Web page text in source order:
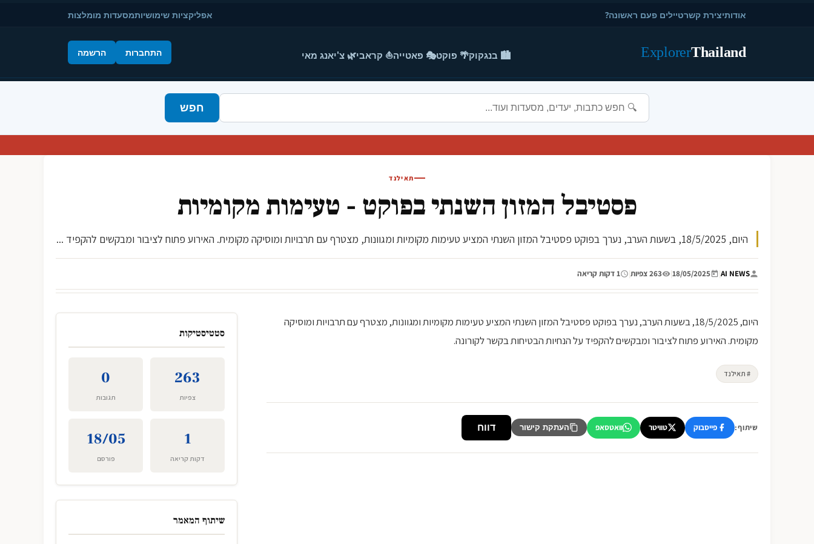
אודותיצירת קשרטיילים פעם ראשונה? אפליקציות שימושיותמסעדות מומלצות
Thailand
Explorer 🏙️ בנגקוק🌴 פוקט🎭 פאטייה⛵ קראבי🌿 צ'יאנג מאי התחברות הרשמה
חפש
תאילנד
פסטיבל המזון השנתי בפוקט - טעימות מקומיות
היום, 18/5/2025, בשעות הערב, נערך בפוקט פסטיבל המזון השנתי המציע טעימות מקומיות ומגוונות, מצטרף עם תרבויות ומוסיקה מקומית. האירוע פתוח לציבור ומבקשים להקפיד ...
AI NEWS
|
18/05/2025
| 263 צפיות | 1 דקות קריאה
היום, 18/5/2025, בשעות הערב, נערך בפוקט פסטיבל המזון השנתי המציע טעימות מקומיות ומגוונות, מצטרף עם תרבויות ומוסיקה
מקומית. האירוע פתוח לציבור ומבקשים להקפיד על הנחיות הבטיחות בקשר לקורונה.
# תאילנד
שיתוף: פייסבוק טוויטר וואטסאפ העתקת קישור דווח
סטטיסטיקות
263
צפיות
0
תגובות
1
דקות קריאה
18/05
פורסם
שיתוף המאמר